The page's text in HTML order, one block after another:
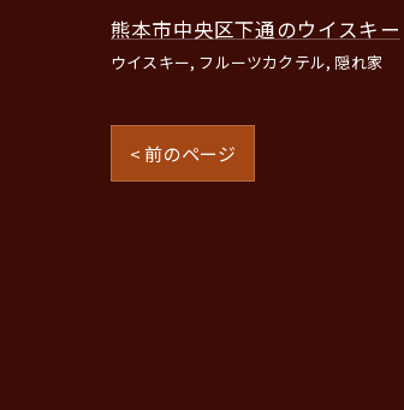
熊本市中央区下通のウイスキー
ウイスキー フルーツカクテル 隠れ家
< 前のページ